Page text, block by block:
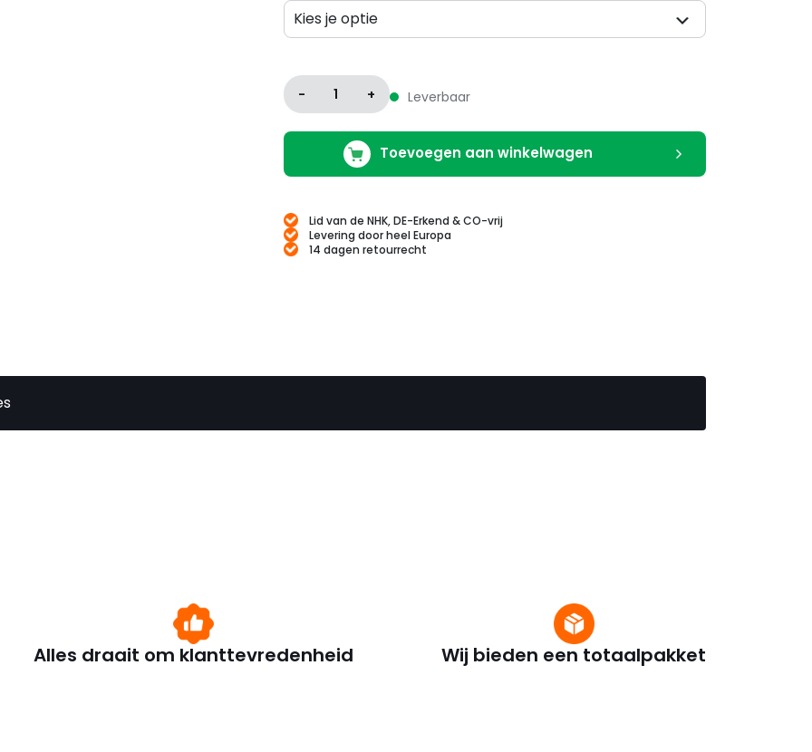
Kies je optie
Variaties
- 1 + Leverbaar
Toevoegen aan winkelwagen
Lid van de NHK, DE-Erkend & CO-vrij
Levering door heel Europa
14 dagen retourrecht
Alles draait om klanttevredenheid Wij bieden een totaalpakket